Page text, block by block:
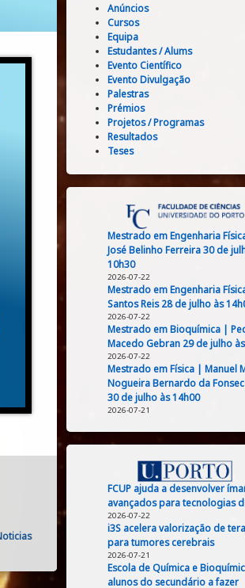
Anúncios
Cursos
Equipa
Estudantes / Alums
Evento Científico
Evento Divulgação
Palestras
Prémios
Projetos / Programas
Resultados
Teses
Mestrado em Engenharia
José Belinho Ferreira 30 de
10h30
2026-07-22
Mestrado em Engenharia
Santos Reis 28 de julho às
2026-07-22
Mestrado em Bioquímica |
Macedo Gebran 29 de julho
2026-07-22
Mestrado em Física | Manuel
Nogueira Bernardo da
30 de julho às 14h00
2026-07-21
FCUP ajuda a desenvolver
avançados para tecnologias
2026-07-22
i3S acelera valorização de
para tumores cerebrais
2026-07-21
Escola de Química e
alunos do secundário a fazer